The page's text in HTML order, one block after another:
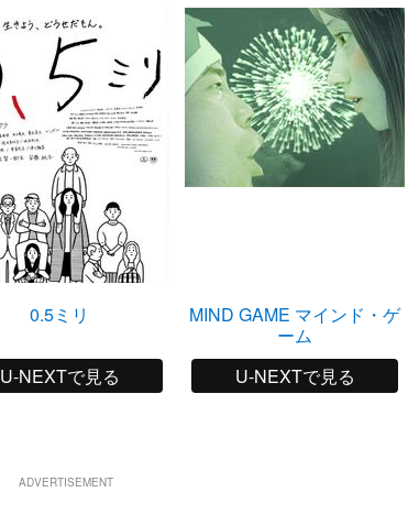
0.5ミリ
U-NEXTで見る
MIND GAME マインド・ゲ
ーム
U-NEXTで見る
ADVERTISEMENT